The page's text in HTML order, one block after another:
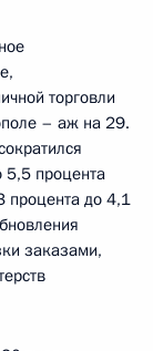
торговли
– аж на 29.
5,5 процента
процента до 4,1
заказами,